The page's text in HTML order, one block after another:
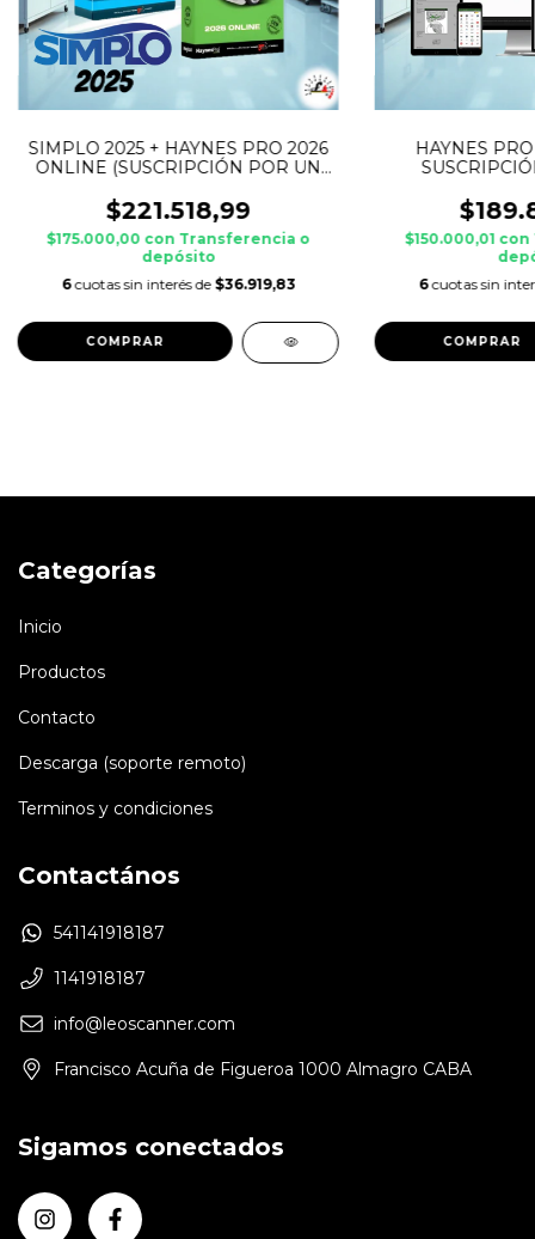
SIMPLO 2025 + HAYNES PRO 2026
ONLINE (SUSCRIPCIÓN POR UN
$221.518,99
$175.000,00 con Transferencia o
depósito
6 cuotas sin interés de $36.919,83
HAYNES
$150.000,01 con
6 cuotas sin
Categorías
Inicio
Productos
Contacto
Descarga (soporte remoto)
Terminos y condiciones
Contactános
541141918187
1141918187
info@leoscanner.com
Francisco Acuña de Figueroa 1000 Almagro CABA
Sigamos conectados